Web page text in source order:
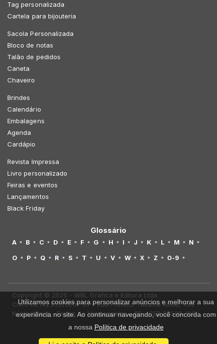
Tag personalizada
Cartela para bijouteria
Sacola Personalizada
Bloco de notas
Talão de pedidos
Caneta
Chaveiro
Brindes
Calendário
Embalagens
Agenda
Cardápio
Revista Impressa
Livro personalizado
Feiras e eventos
Lançamentos
Black Friday
Glossário
A B C D E F G H I J K L M
N
O
P Q R S T U V W X Z 0-9
Copyright © 2026 - WBL Gráfica e Editora Ltda.
CNPJ 08.142.850/0001-36 - Rua Prefeito Takume Koike, 499 -
Núcleo Itaim - Ferraz de Vasconcelos - SP - CEP 08538-100
Utilizamos cookies para personalizar anúncios e melhorar a sua
experiência no site. Ao continuar navegando, você concorda com
a nossa Política de privacidade